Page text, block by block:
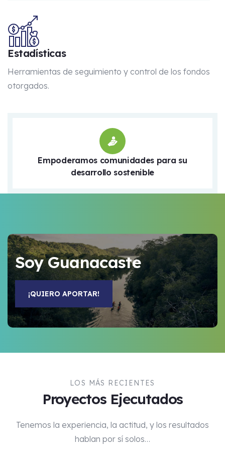
Estadísticas
Herramientas de seguimiento y control de los fondos
otorgados.
Empoderamos comunidades para su
desarrollo sostenible
Soy Guanacaste
¡QUIERO APORTAR!
LOS MÁS RECIENTES
Proyectos Ejecutados
Tenemos la experiencia, la actitud, y los resultados
hablan por sí solos…